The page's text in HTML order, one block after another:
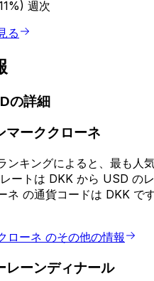
週次
る
の詳細
マーククローネ
ンキングによると、最も人
ートは DKK から USD の
ネ の通貨コードは DKK で
ローネ のその他の情報
レーンディナール